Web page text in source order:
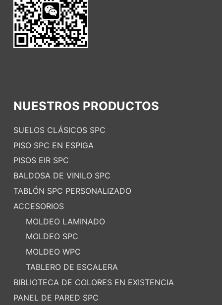
NUESTROS PRODUCTOS
SUELOS CLÁSICOS SPC
PISO SPC EN ESPIGA
PISOS EIR SPC
BALDOSA DE VINILO SPC
TABLÓN SPC PERSONALIZADO
ACCESORIOS
MOLDEO LAMINADO
MOLDEO SPC
MOLDEO WPC
TABLERO DE ESCALERA
BIBLIOTECA DE COLORES EN EXISTENCIA
PANEL DE PARED SPC